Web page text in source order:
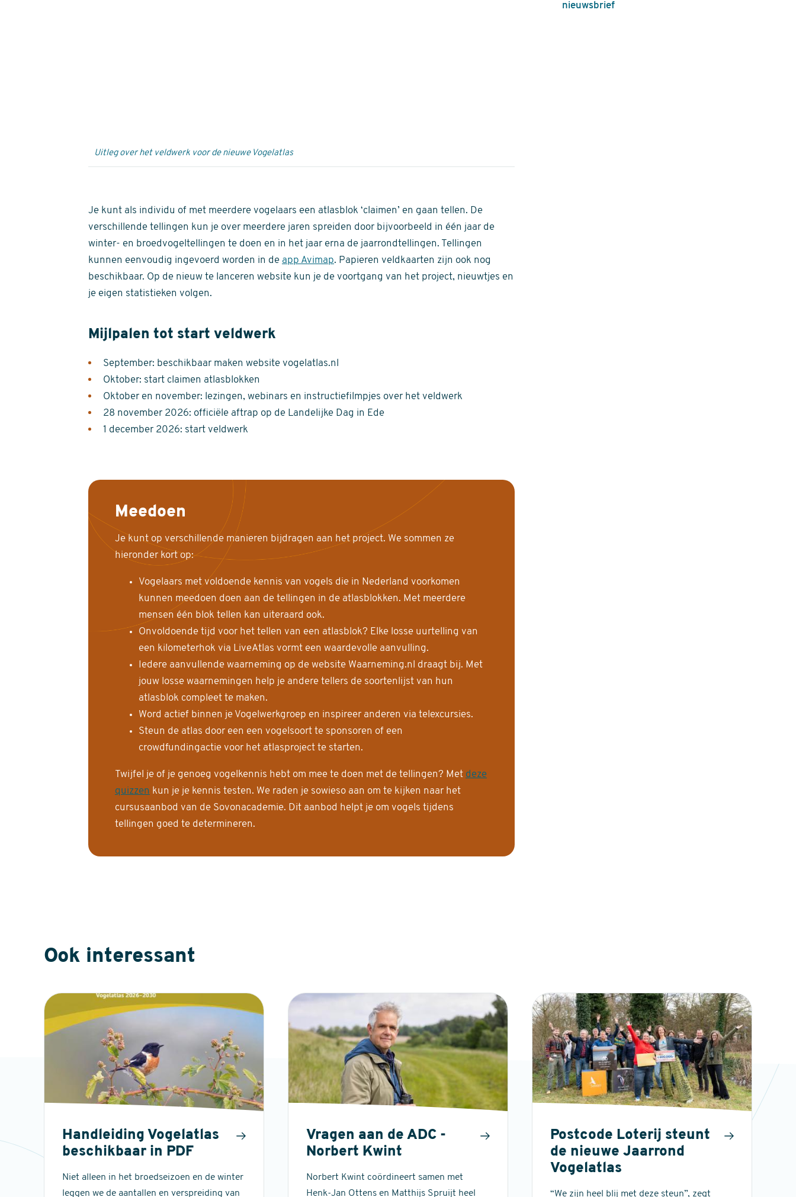
Uitleg over het veldwerk voor de nieuwe Vogelatlas
Je kunt als individu of met meerdere vogelaars een atlasblok ‘claimen’ en gaan tellen. De
verschillende tellingen kun je over meerdere jaren spreiden door bijvoorbeeld in één jaar de
winter- en broedvogeltellingen te doen en in het jaar erna de jaarrondtellingen. Tellingen
kunnen eenvoudig ingevoerd worden in de app Avimap. Papieren veldkaarten zijn ook nog
beschikbaar. Op de nieuw te lanceren website kun je de voortgang van het project, nieuwtjes en
je eigen statistieken volgen.
Mijlpalen tot start veldwerk
September: beschikbaar maken website vogelatlas.nl
Oktober: start claimen atlasblokken
Oktober en november: lezingen, webinars en instructiefilmpjes over het veldwerk
28 november 2026: officiële aftrap op de Landelijke Dag in Ede
1 december 2026: start veldwerk
Meedoen
Je kunt op verschillende manieren bijdragen aan het project. We sommen ze
hieronder kort op:
Vogelaars met voldoende kennis van vogels die in Nederland voorkomen
kunnen meedoen doen aan de tellingen in de atlasblokken. Met meerdere
mensen één blok tellen kan uiteraard ook.
Onvoldoende tijd voor het tellen van een atlasblok? Elke losse uurtelling van
een kilometerhok via LiveAtlas vormt een waardevolle aanvulling.
Iedere aanvullende waarneming op de website Waarneming.nl draagt bij. Met
jouw losse waarnemingen help je andere tellers de soortenlijst van hun
atlasblok compleet te maken.
Word actief binnen je Vogelwerkgroep en inspireer anderen via telexcursies.
Steun de atlas door een een vogelsoort te sponsoren of een
crowdfundingactie voor het atlasproject te starten.
Twijfel je of je genoeg vogelkennis hebt om mee te doen met de tellingen? Met deze
quizzen kun je je kennis testen. We raden je sowieso aan om te kijken naar het
cursusaanbod van de Sovonacademie. Dit aanbod helpt je om vogels tijdens
tellingen goed te determineren.
nieuwsbrief
Ook interessant
Handleiding Vogelatlas
beschikbaar in PDF
Niet alleen in het broedseizoen en de winter
leggen we de aantallen en verspreiding van
Vragen aan de ADC -
Norbert Kwint
Norbert Kwint coördineert samen met
Henk-Jan Ottens en Matthijs Spruijt heel
Postcode Loterij steunt
de nieuwe Jaarrond
Vogelatlas
“We zijn heel blij met deze steun”, zegt